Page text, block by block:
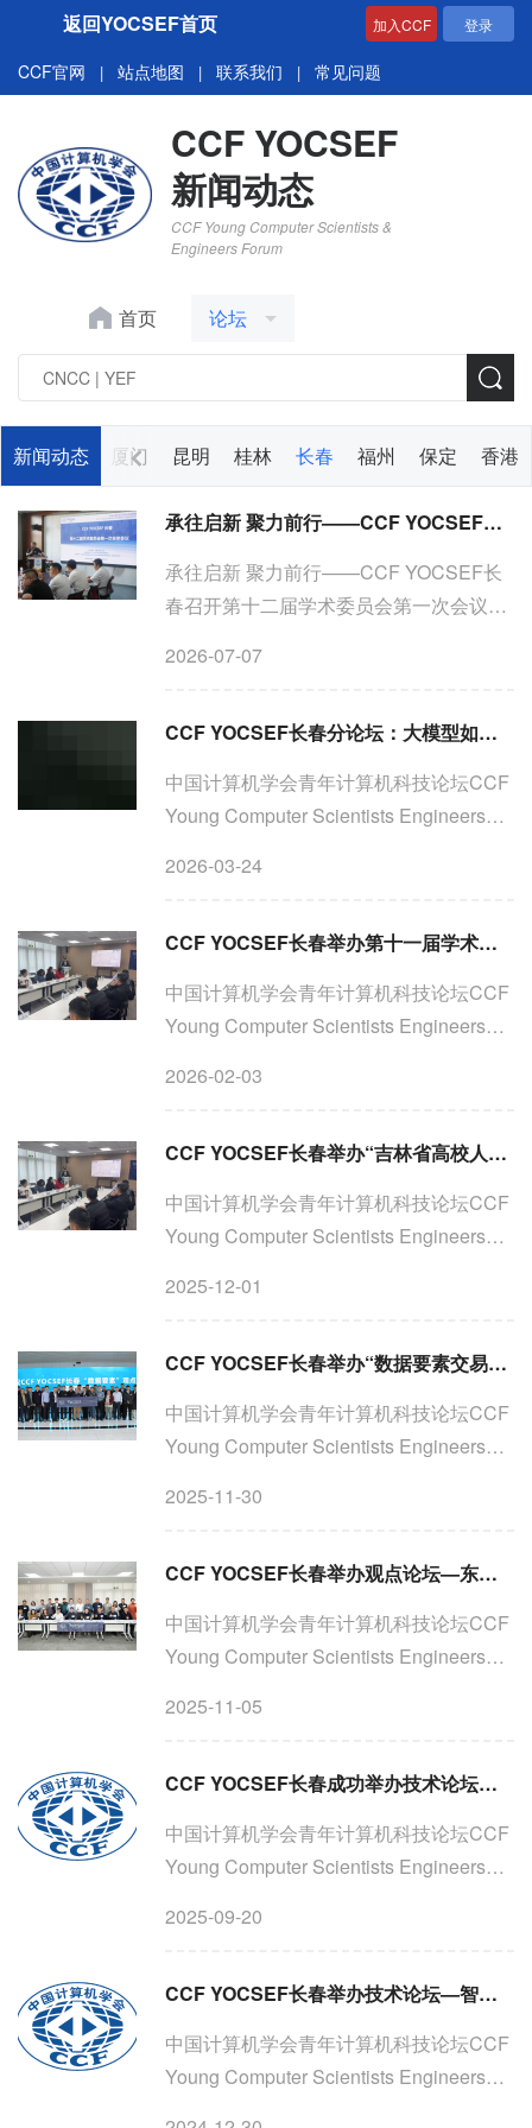
返回YOCSEF首页 加入CCF 登录
CCF官网 | 站点地图 | 联系我们 | 常见问题
CCF YOCSEF
新闻动态
CCF Young Computer Scientists &
Engineers Forum
首页 论坛
新闻动态
原 兰州 厦门 昆明 桂林 长春 福州 保定 香港
承往启新 聚力前行——CCF YOCSEF长春召开第十二届学术委员会第一次会议
承往启新 聚力前行——CCF YOCSEF长
春召开第十二届学术委员会第一次会议
论坛第十二届学术委员会第一次会议在长
YOCSEF总部学术秘书陈昊（微软亚洲研
究院...
2026-07-07
CCF YOCSEF长春分论坛：大模型如何解译PB级空天数据？三大必答题等你来破！
中国计算机学会青年计算机科技论坛CCF
Young Computer Scientists Engineers
月14日（星期六）2026年3月14日，CCF
顺利举办。本次论坛以大模型...
2026-03-24
CCF YOCSEF长春举办第十一届学术委员会第二次全体会议暨换届选举会议
中国计算机学会青年计算机科技论坛CCF
Young Computer Scientists Engineers
月25日（星期日）CCF YOCSEF长春举
换届选举会议2026年1月25日下...
2026-02-03
CCF YOCSEF长春举办“吉林省高校人工智能通识课程建设中师资成长路在何方？”观点论坛
中国计算机学会青年计算机科技论坛CCF
Young Computer Scientists Engineers
11月22日（星期六）CCF YOCSEF长春
师资成长路在何方？”观点论...
2025-12-01
CCF YOCSEF长春举办“数据要素交易中价值共识构建与流通效能优化路径探索”观点论坛
中国计算机学会青年计算机科技论坛CCF
Young Computer Scientists Engineers
11月15日（星期六）CCF YOCSEF长春
效能优化路径探索”观点论坛...
2025-11-30
CCF YOCSEF长春举办观点论坛—东北制造业数字化转型：龙头大厂已先行，中小企业何以为继？
中国计算机学会青年计算机科技论坛CCF
Young Computer Scientists Engineers
11月1日（星期六）13:00-17:35CCF
数字化转型：龙头大厂已先行，中...
2025-11-05
CCF YOCSEF长春成功举办技术论坛—激发生物潜能，绽放生命之光
中国计算机学会青年计算机科技论坛CCF
Young Computer Scientists Engineers
长春技术论坛：激发生物潜能，绽放生命
13:30-17:30激光补光技术在促...
2025-09-20
CCF YOCSEF长春举办技术论坛—智能光电技术如何促进现代农业的优质发展论坛
中国计算机学会青年计算机科技论坛CCF
Young Computer Scientists Engineers